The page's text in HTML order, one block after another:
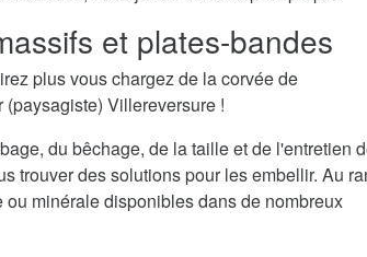
et plates-bandes
plus vous chargez de la corvée de
Villereversure !
du bêchage, de la taille et de l'entretien
trouver des solutions pour les embellir. Au
minérale disponibles dans de nombreux